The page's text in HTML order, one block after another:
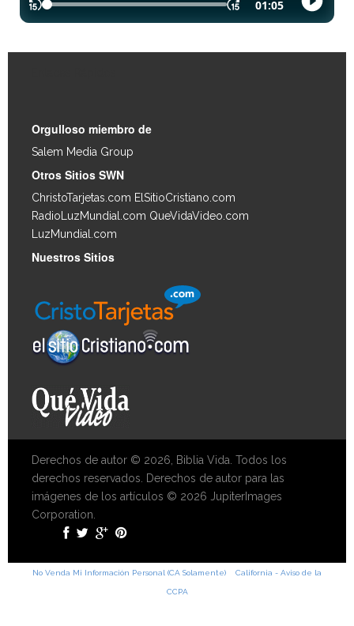
Orgulloso miembro de
Salem Media Group
Otros Sitios SWN
ChristoTarjetas.com ElSitioCristiano.com
RadioLuzMundial.com QueVidaVideo.com
LuzMundial.com
Nuestros Sitios
Derechos de autor © 2026, Biblia Vida. Todos los
derechos reservados. Derechos de autor para las
imágenes de los artículos © 2026 JupiterImages
Corporation.
No Venda Mi Información Personal (CA Solamente) California - Aviso de la
CCPA